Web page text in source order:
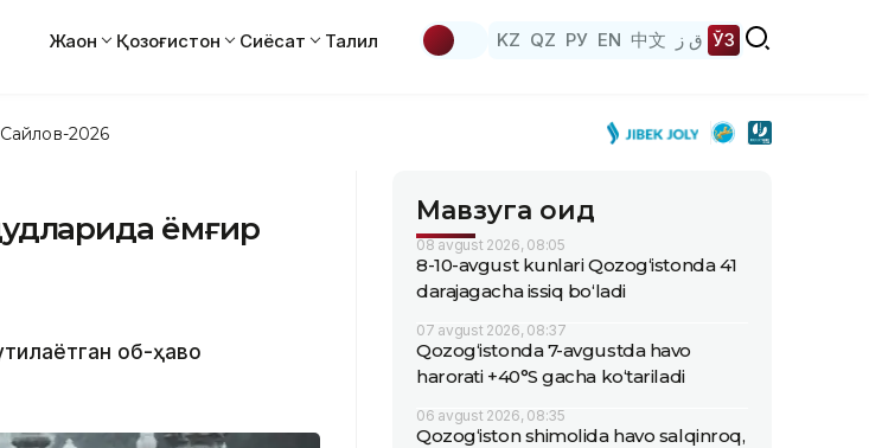
Жаҳон Қозоғистон Сиёсат Таҳлил KZ QZ РУ EN 中文 ق ز ЎЗ
Сайлов-2026
ёмғир
об-ҳаво
Мавзуга оид
08 avgust 2026, 08:05
8-10-avgust kunlari Qozog‘istonda 41
darajagacha issiq bo‘ladi
07 avgust 2026, 08:37
Qozog‘istonda 7-avgustda havo
harorati +40°S gacha ko‘tariladi
06 avgust 2026, 08:35
Qozog‘iston shimolida havo salqinroq,